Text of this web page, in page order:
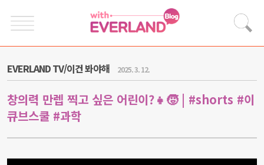
EVERLAND TV/이건 봐야해 2025. 3. 12.
창의력 만렙 찍고 싶은 어린이?👧🧒 | #shorts #이
큐브스쿨 #과학